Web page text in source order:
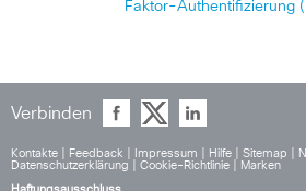
Faktor-Authentifizierung
Verbinden
Kontakte Feedback Impressum Hilfe Sitemap
Datenschutzerklärung
Cookie-Richtlinie
Marken